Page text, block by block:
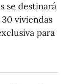
se destinará
viviendas
para